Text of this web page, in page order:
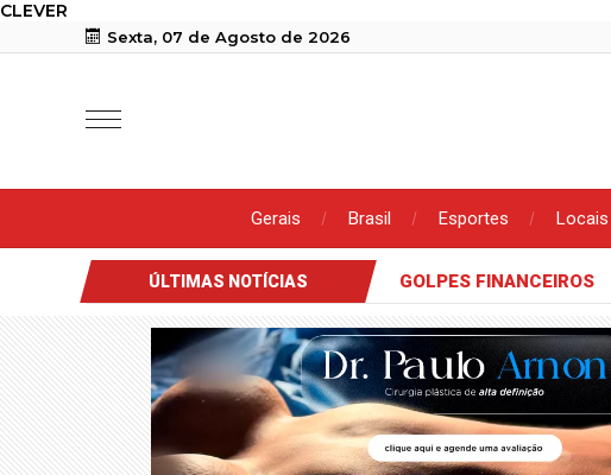
CLEVER
Sexta, 07 de Agosto de 2026
Gerais Brasil Esportes Locais
ÚLTIMAS NOTÍCIAS GOLPES FINANCEIROS